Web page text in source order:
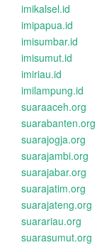
imikalsel.id
imipapua.id
imisumbar.id
imisumut.id
imiriau.id
imilampung.id
suaraaceh.org
suarabanten.org
suarajogja.org
suarajambi.org
suarajabar.org
suarajatim.org
suarajateng.org
suarariau.org
suarasumut.org